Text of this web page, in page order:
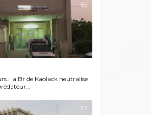
65
: la Br de Kaolack neutralise
77